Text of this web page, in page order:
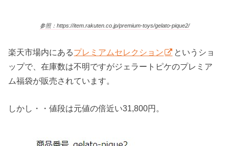
参照：https://item.rakuten.co.jp/premium-toys/gelato-pique2/
楽天市場内にあるプレミアムセレクション
というショ
ップで、在庫数は不明ですがジェラートピケのプレミア
ム福袋が販売されています。
しかし・・値段は元値の倍近い31,800円。